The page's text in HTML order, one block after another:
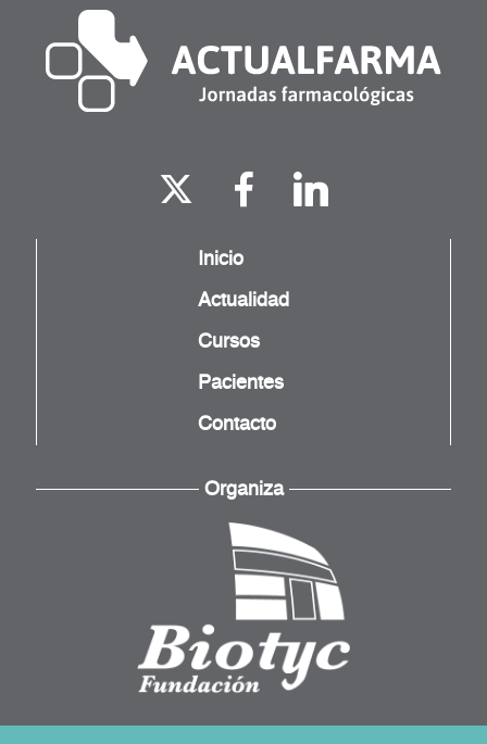
Inicio
Actualidad
Cursos
Pacientes
Contacto
Organiza